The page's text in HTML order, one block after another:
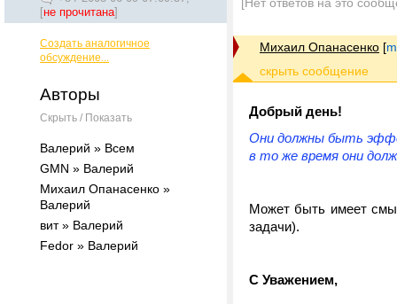
[не прочитана]
Создать аналогичное
обсуждение...
Авторы
Скрыть / Показать
Валерий » Всем
GMN » Валерий
Михаил Опанасенко »
Валерий
вит » Валерий
Fedor » Валерий
Михаил Опанасенко [
Добрый день!
Они должны быть
в то же время они
Может быть имеет
задачи).
С Уважением,